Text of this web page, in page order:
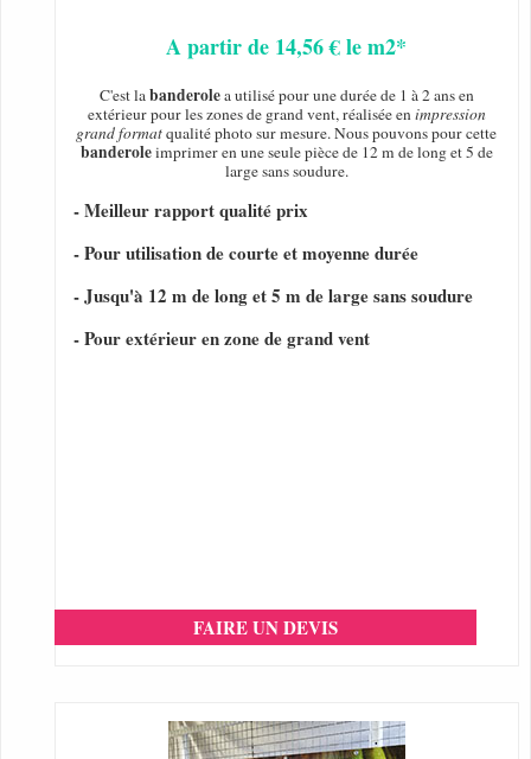
A partir de 14,56 € le m2*
C'est labanderolea utilisé pour une durée de 1 à 2 ans en
extérieur pour les zones de grand vent, réalisée enimpression
grand formatqualité photo sur mesure. Nous pouvons pour cette
banderoleimprimer en une seule pièce de 12 m de long et 5 de
large sans soudure.
- Meilleur rapport qualité prix
- Pour utilisation de courte et moyenne durée
- Jusqu'à 12 m de long et 5 m de large sans soudure
- Pour extérieur en zone de grand vent
FAIRE UN DEVIS